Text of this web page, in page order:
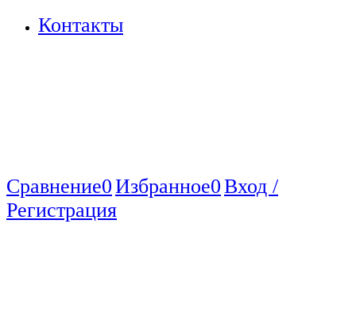
Контакты
Сравнение0Избранное0Вход /
Регистрация